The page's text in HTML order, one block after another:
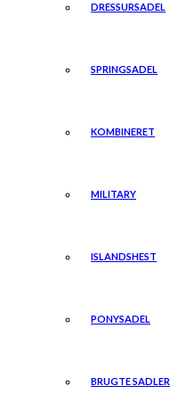
DRESSURSADEL
SPRINGSADEL
KOMBINERET
MILITARY
ISLANDSHEST
PONYSADEL
BRUGTE SADLER